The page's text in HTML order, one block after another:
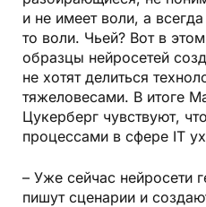
и не имеет воли, а
то воли. Чьей? Вот в
образцы нейросетей
не хотят делиться
тяжеловесами. В итоге
Цукерберг чувствуют,
процессами в сфере IT
– Уже сейчас нейросети
пишут сценарии и